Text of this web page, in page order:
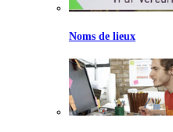
Noms de lieux